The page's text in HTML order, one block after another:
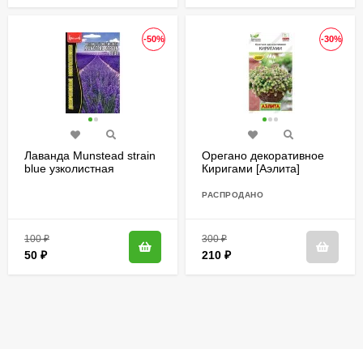
-50%
Лаванда Munstead strain
blue узколистная
100₽
50 ₽
-30%
Орегано декоративное
Киригами [Аэлита]
РАСПРОДАНО
300₽
210 ₽